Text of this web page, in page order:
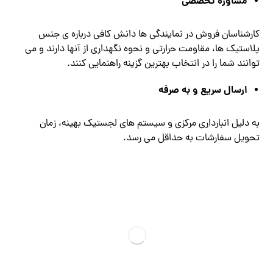
کارشناسان فروش در نمایندگی ‌ها دانش کافی درباره ‌ی جنس
پلاستیک‌ ها، مقاومت حرارتی و نحوه نگهداری از آنها دارند و می
‌توانند شما را در انتخاب بهترین گزینه راهنمایی کنند.
ارسال سریع و به ‌صرفه
به دلیل انبارداری مرکزی و سیستم ‌های لجستیک بهینه، زمان
تحویل سفارشات به حداقل می ‌رسد.